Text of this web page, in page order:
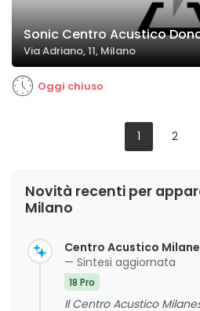
Sonic Centro Acustico
Via Adriano, 11, Milano
Oggi chiuso
1 2
Novità recenti per
Milano
Centro Acustico
— Sintesi aggiornata
18 Pro
Il Centro Acustico